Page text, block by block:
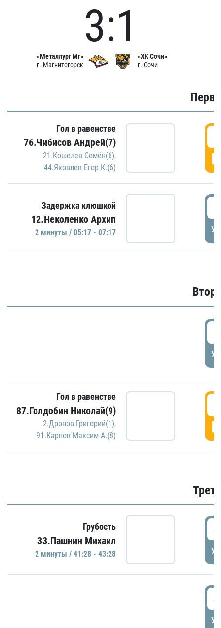
«Металлург Мг»
г. Магнитогорск
3:1
«ХК Сочи»
г. Сочи
Гол в равенстве
76.Чибисов Андрей(7)
21.Кошелев Семён(6),
44.Яковлев Егор К.(6)
Задержка клюшкой
12.Неколенко Архип
2 минуты / 05:17 - 07:17
Гол в равенстве
87.Голдобин Николай(9)
2.Дронов Григорий(1),
91.Карпов Максим А.(8)
Грубость
33.Пашнин Михаил
2 минуты / 41:28 - 43:28